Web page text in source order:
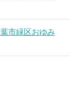
市緑区おゆみ